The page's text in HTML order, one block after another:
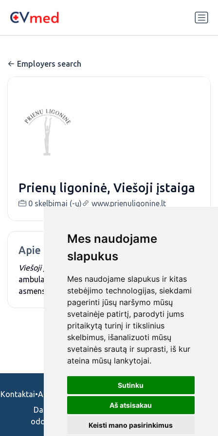
Mes naudojame
slapukus
Mes naudojame slapukus ir kitas
stebėjimo technologijas, siekdami
pagerinti jūsų naršymo mūsų
svetainėje patirtį, parodyti jums
pritaikytą turinį ir tikslinius
skelbimus, išanalizuoti mūsų
svetainės srautą ir suprasti, iš kur
ateina mūsų lankytojai.
Sutinku
Aš atsisakau
Keisti mano pasirinkimus
Employers search
Prienų ligoninė, Viešoji įstaiga
0 skelbimai (-ų) www.prienuligonine.lt
Apie mus
Viešoji įstaiga Prienų ligoninė
ambulatorines ir stacionarines antrinio lygio
asmens sveikatos priežiūros paslaugas.
Kontaktai•Apie mus•Naudojimosi taisykės•Privatumo politika
Darbo skelbimai ir pasiūlymai: gydytojams,
odontologams, slaugytojams, veterinarams,